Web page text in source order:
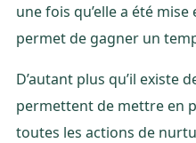
une fois qu’elle a été
permet de gagner un
D’autant plus qu’il existe
permettent de mettre en
toutes les actions de